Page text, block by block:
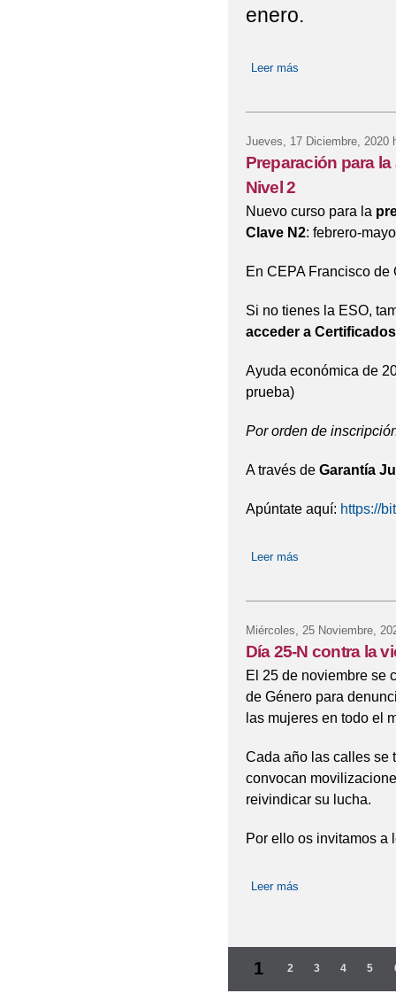
enero.
Leer más
Jueves, 17 Diciembre, 2020
Preparación para
Nivel 2
Nuevo curso para la
Clave N2: febrero-
En CEPA Francisco
Si no tienes la ESO,
acceder a
Ayuda económica de
prueba)
Por orden de
A través de Garantía
Apúntate aquí: https://
Leer más
Miércoles, 25 Noviembre,
Día 25-N contra la
El 25 de noviembre se
de Género para
las mujeres en todo el
Cada año las calles se
convocan
reivindicar su lucha.
Por ello os invitamos a
Leer más
Páginas
1 2 3 4 5